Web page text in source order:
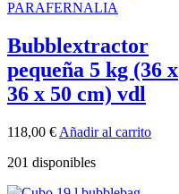
PARAFERNALIA
Bubblextractor
pequeña 5 kg (36 x
36 x 50 cm) vdl
118,00 € Añadir al carrito
201 disponibles